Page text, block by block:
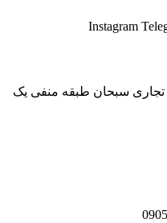
Instagram
سبحان طبقه منفی یک